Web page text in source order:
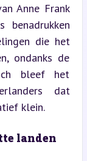
Anne Frank
die het
ondanks de
bleef het
dat
klein.
landen